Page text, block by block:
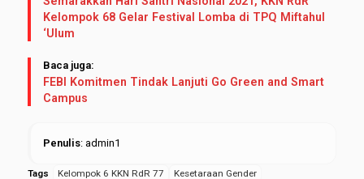
Kelompok 68 Gelar Festival Lomba di TPQ Miftahul
‘Ulum
Baca juga:
FEBI Komitmen Tindak Lanjuti Go Green and Smart
Campus
Penulis: admin1
Tags Kelompok 6 KKN RdR 77
Kesetaraan Gender